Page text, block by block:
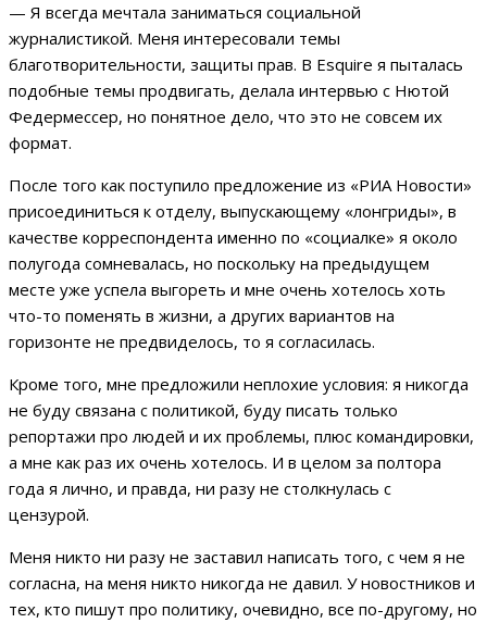
— Я всегда мечтала заниматься социальной
журналистикой. Меня интересовали темы
благотворительности, защиты прав. В Esquire я пыталась
подобные темы продвигать, делала интервью с Нютой
Федермессер, но понятное дело, что это не совсем их
формат.
После того как поступило предложение из «РИА Новости»
присоединиться к отделу, выпускающему «лонгриды», в
качестве корреспондента именно по «социалке» я около
полугода сомневалась, но поскольку на предыдущем
месте уже успела выгореть и мне очень хотелось хоть
что-то поменять в жизни, а других вариантов на
горизонте не предвиделось, то я согласилась.
Кроме того, мне предложили неплохие условия: я никогда
не буду связана с политикой, буду писать только
репортажи про людей и их проблемы, плюс командировки,
а мне как раз их очень хотелось. И в целом за полтора
года я лично, и правда, ни разу не столкнулась с
цензурой.
Меня никто ни разу не заставил написать того, с чем я не
согласна, на меня никто никогда не давил. У новостников и
тех, кто пишут про политику, очевидно, все по-другому, но